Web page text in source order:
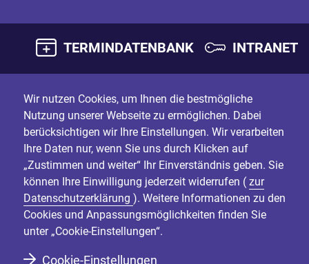
TERMINDATENBANK INTRANET
Wir nutzen Cookies, um Ihnen die bestmögliche
Nutzung unserer Webseite zu ermöglichen. Dabei
berücksichtigen wir Ihre Einstellungen. Wir verarbeiten
Ihre Daten nur, wenn Sie uns durch Klicken auf
„Zustimmen und weiter“ Ihr Einverständnis geben. Sie
können Ihre Einwilligung jederzeit widerrufen ( zur
Datenschutzerklärung ). Weitere Informationen zu den
Cookies und Anpassungsmöglichkeiten finden Sie
unter „Cookie-Einstellungen“.
Cookie-Einstellungen